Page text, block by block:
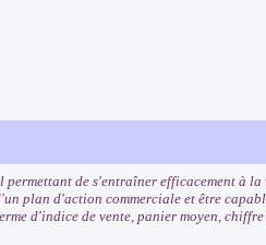
de s'entraîner efficacement à la
plan d'action commerciale et être
d'indice de vente, panier moyen,